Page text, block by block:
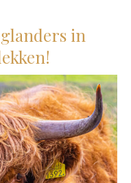
in